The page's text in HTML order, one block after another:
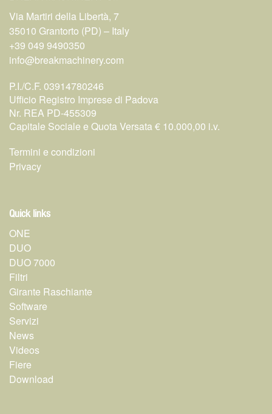
Via Martiri della Libertà, 7
35010 Grantorto (PD) – Italy
+39 049 9490350
info@breakmachinery.com
P.I./C.F. 03914780246
Ufficio Registro Imprese di Padova
Nr. REA PD-455309
Capitale Sociale e Quota Versata € 10.000,00 i.v.
Termini e condizioni
Privacy
Quick links
ONE
DUO
DUO 7000
Filtri
Girante Raschiante
Software
Servizi
News
Videos
Fiere
Download